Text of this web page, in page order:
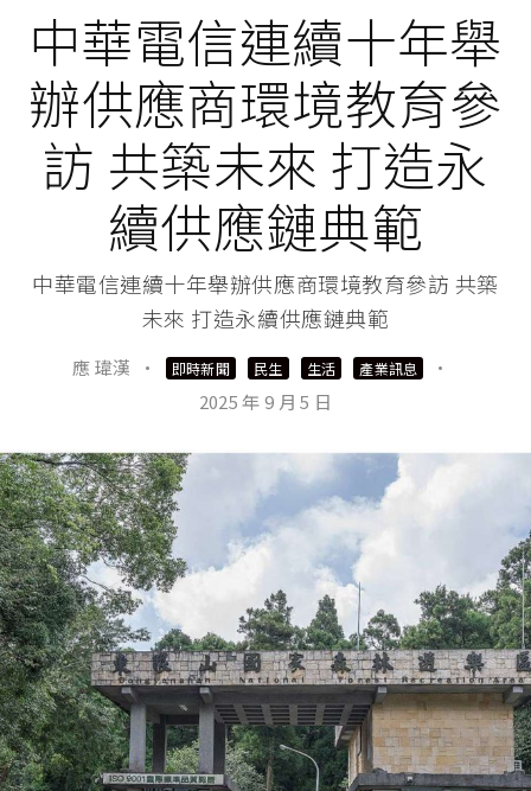
中華電信連續十年舉
辦供應商環境教育參
訪 共築未來 打造永
續供應鏈典範
中華電信連續十年舉辦供應商環境教育參訪 共築
未來 打造永續供應鏈典範
應 瑋漢 · 即時新聞 民生 生活 產業訊息
·
2025 年 9 月 5 日